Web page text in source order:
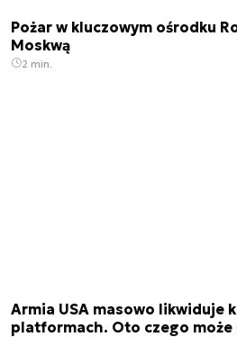
Pożar w kluczowym ośrodku
Moskwą
2 min.
Armia USA masowo likwiduje
platformach. Oto czego może